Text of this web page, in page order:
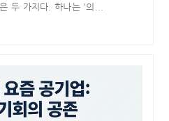
두 가지다. 하나는 '의...